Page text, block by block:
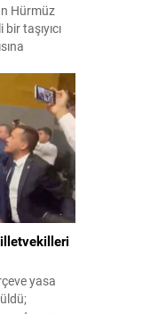
Hürmüz
taşıyıcı
Tahran’ı
ilk
sabah
yasa